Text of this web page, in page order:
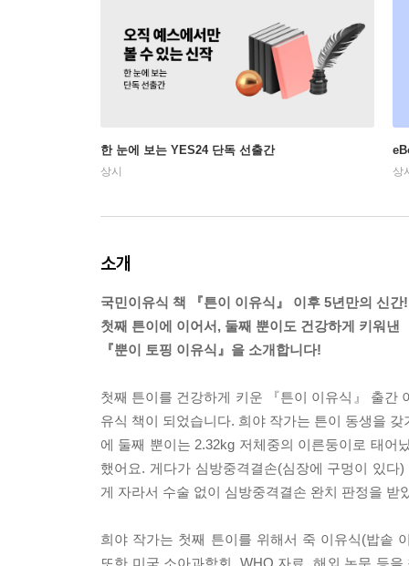
한 눈에 보는 YES24 단독 선출간
상시 상
소개
국민이유식 책 『튼이 이유식』 이후 5년만의 신간!
첫째 튼이에 이어서, 둘째 뿐이도 건강하게 키워낸
『뿐이 토핑 이유식』을 소개합니다!
첫째 튼이를 건강하게 키운 『튼이 이유식』 출간
유식 책이 되었습니다. 희야 작가는 튼이 동생을
에 둘째 뿐이는 2.32kg 저체중의 이른둥이로 태어
했어요. 게다가 심방중격결손(심장에 구멍이 있
게 자라서 수술 없이 심방중격결손 완치 판정을 받
희야 작가는 첫째 튼이를 위해서 죽 이유식(밥솥